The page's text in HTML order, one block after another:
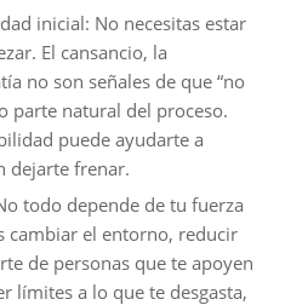
inicial: No necesitas estar
El cansancio, la
no son señales de que “no
parte natural del proceso.
puede ayudarte a
dejarte frenar.
todo depende de tu fuerza
cambiar el entorno, reducir
de personas que te apoyen
límites a lo que te desgasta,